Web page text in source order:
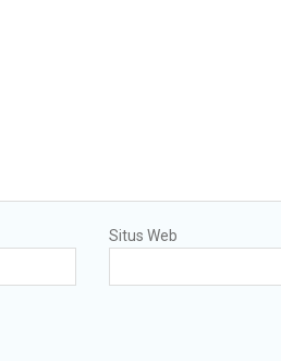
Situs Web